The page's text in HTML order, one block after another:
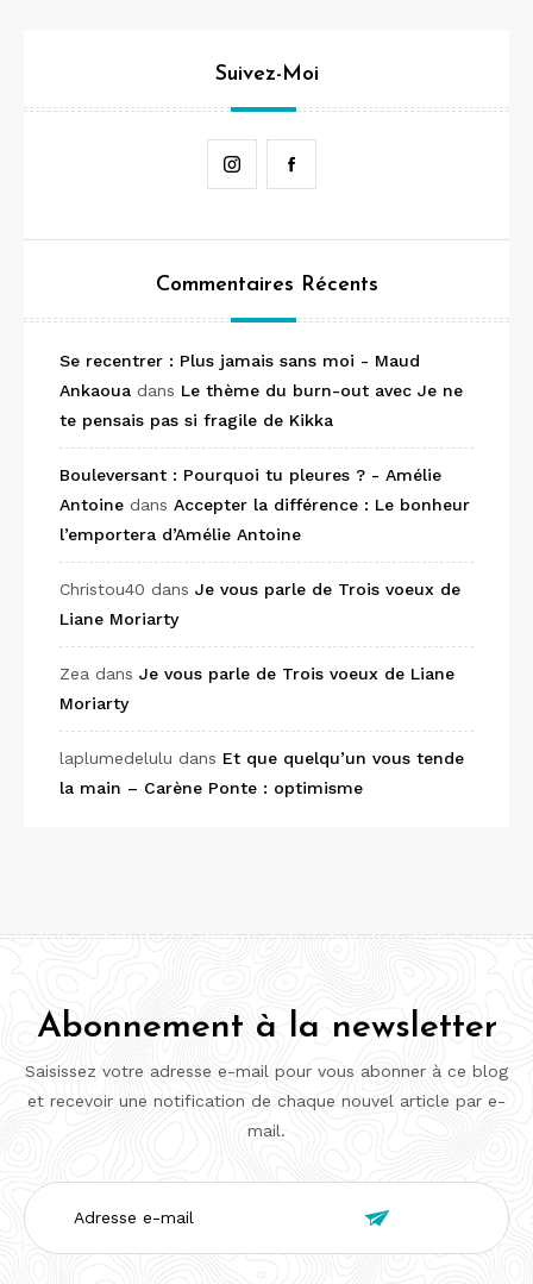
Suivez-Moi
Instagram
Commentaires Récents
Se recentrer : Plus jamais sans moi - Maud
Ankaoua dans Le thème du burn-out avec Je ne
te pensais pas si fragile de Kikka
Bouleversant : Pourquoi tu pleures ? - Amélie
Antoine dans Accepter la différence : Le bonheur
l’emportera d’Amélie Antoine
Christou40 dans Je vous parle de Trois voeux de
Liane Moriarty
Zea dans Je vous parle de Trois voeux de Liane
Moriarty
laplumedelulu dans Et que quelqu’un vous tende
la main – Carène Ponte : optimisme
Abonnement à la newsletter
Saisissez votre adresse e-mail pour vous abonner à ce blog
et recevoir une notification de chaque nouvel article par e-
mail.
Adresse
e-
mail
